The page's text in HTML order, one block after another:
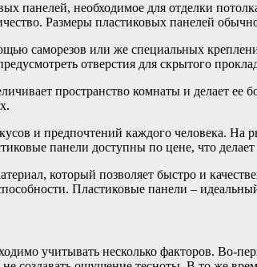
панелей, необходимое для отделки
Размеры пластиковых панелей
саморезов или же специальных
отверстия для скрытого
пространство комнаты и делает ее
и предпочтений каждого человека. На
панели доступны по цене, что
который позволяет быстро и
Пластиковые панели –
учитывать несколько факторов. Во-